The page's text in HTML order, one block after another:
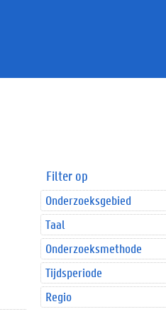
Filter op
Onderzoeksgebied
Taal
Onderzoeksmethode
Tijdsperiode
Regio